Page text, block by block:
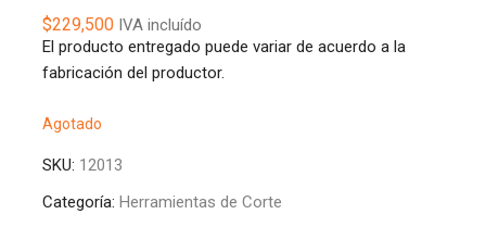
$229,500IVA incluído
El producto entregado puede variar de acuerdo a la
fabricación del productor.
Agotado
SKU: 12013
Categoría: Herramientas de Corte